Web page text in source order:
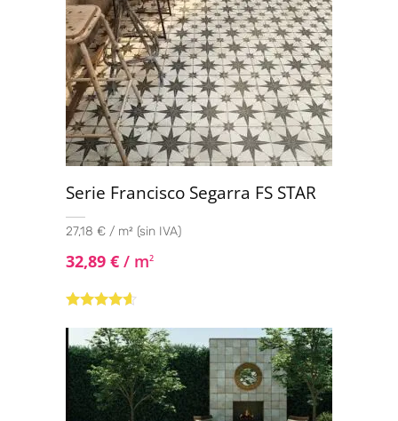
Serie Francisco Segarra FS STAR
27,18 € / m² (sin IVA)
32,89 € / m2
4.44
de 5